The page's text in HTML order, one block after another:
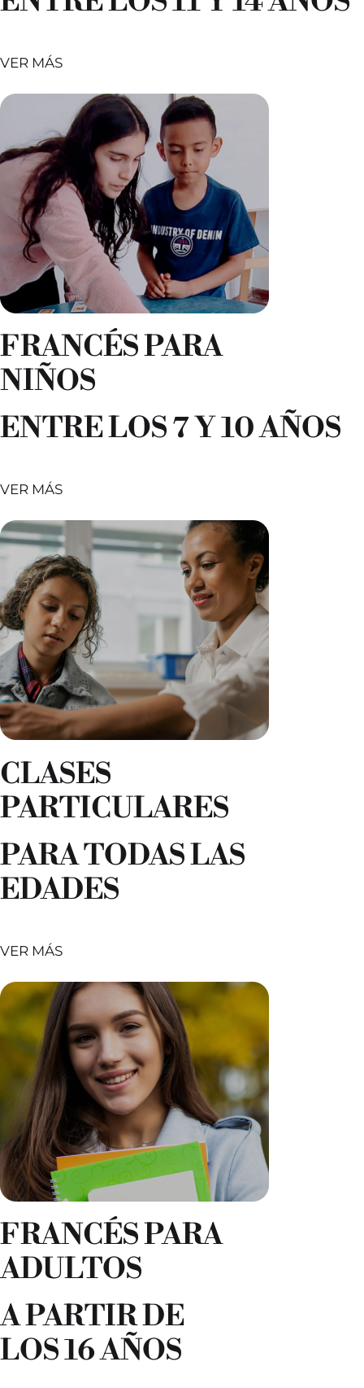
VER MÁS
FRANCÉS PARA
NIÑOS
ENTRE LOS 7 Y 10 AÑOS
VER MÁS
CLASES
PARTICULARES
PARA TODAS LAS
EDADES
VER MÁS
FRANCÉS PARA
ADULTOS
A PARTIR DE
LOS 16 AÑOS